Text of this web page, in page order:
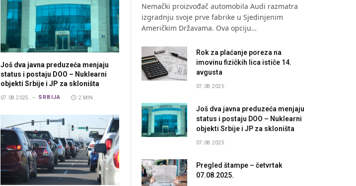
Još dva javna preduzeća menjaju
status i postaju DOO – Nuklearni
objekti Srbije i JP za skloništa
07.08.2025. SRBIJA 2 MIN.
Nemački proizvođač automobila Audi razmatra
izgradnju svoje prve fabrike u Sjedinjenim
Američkim Državama. Ova opciju…
Rok za plaćanje poreza na
imovinu fizičkih lica ističe 14.
avgusta
07.08.2025.
Još dva javna preduzeća menjaju
status i postaju DOO – Nuklearni
objekti Srbije i JP za skloništa
07.08.2025.
Pregled štampe – četvrtak
07.08.2025.